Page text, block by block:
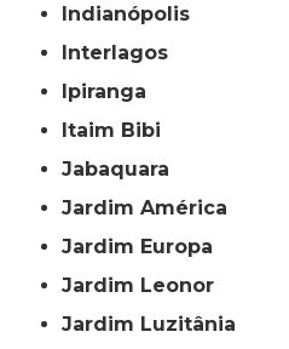
Indianópolis
Interlagos
Ipiranga
Itaim Bibi
Jabaquara
Jardim América
Jardim Europa
Jardim Leonor
Jardim Luzitânia